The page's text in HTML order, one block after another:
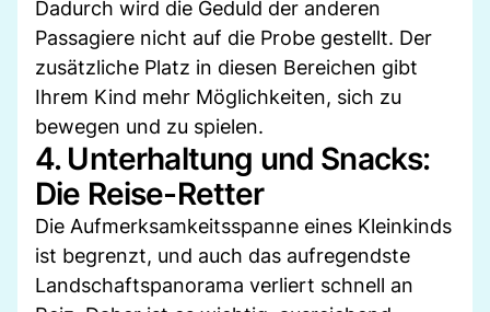
Dadurch wird die Geduld der anderen
Passagiere nicht auf die Probe gestellt. Der
zusätzliche Platz in diesen Bereichen gibt
Ihrem Kind mehr Möglichkeiten, sich zu
bewegen und zu spielen.
4. Unterhaltung und Snacks:
Die Reise-Retter
Die Aufmerksamkeitsspanne eines Kleinkinds
ist begrenzt, und auch das aufregendste
Landschaftspanorama verliert schnell an